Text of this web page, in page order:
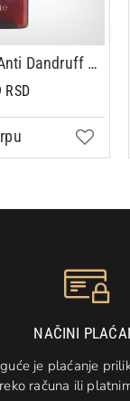
American Crew Anti Dandruff + Dry scalp šampon 250ml
RSD
NAČINI
je plaćanje
računa ili